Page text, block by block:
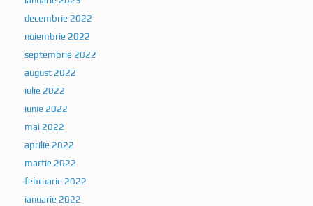
decembrie 2022
noiembrie 2022
septembrie 2022
august 2022
iulie 2022
iunie 2022
mai 2022
aprilie 2022
martie 2022
februarie 2022
ianuarie 2022